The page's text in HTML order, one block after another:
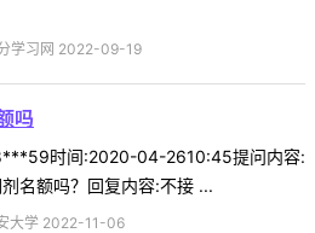
学习网 2022-09-19
吗
时间:2020-04-2610:45提问内容:
名额吗？回复内容:不接 ...
大学 2022-11-06